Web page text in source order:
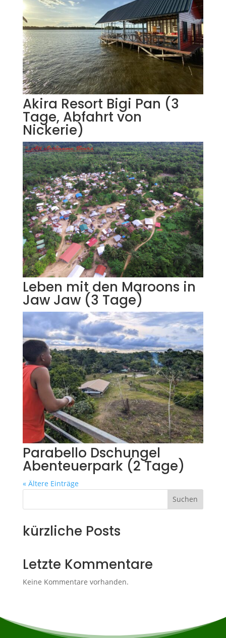
Akira Resort Bigi Pan (3
Tage, Abfahrt von
Nickerie)
Leben mit den Maroons in
Jaw Jaw (3 Tage)
Parabello Dschungel
Abenteuerpark (2 Tage)
« Ältere Einträge
Suchen
kürzliche Posts
Letzte Kommentare
Keine Kommentare vorhanden.